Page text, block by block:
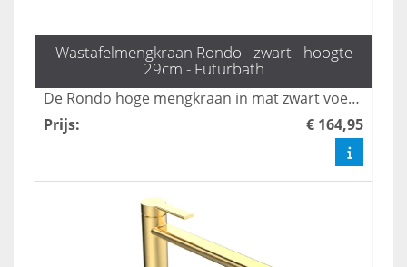
Wastafelmengkraan Rondo - zwart - hoogte
29cm - Futurbath
De Rondo hoge mengkraan in mat zwart voegt een krachtig statement toe aan uw badkamer met zijn strakke en moderne ontwerp. Met een hoogte van 29 cm is deze kraan perfect afgestemd op hedendaagse badkamerstijlen en biedt hij zowel functionaliteit als stijl. Transformeer uw badkamer met deze eigentijdse en stijlvolle mengkraan die zowel esthetisch als praktisch is.
Prijs: € 164,95